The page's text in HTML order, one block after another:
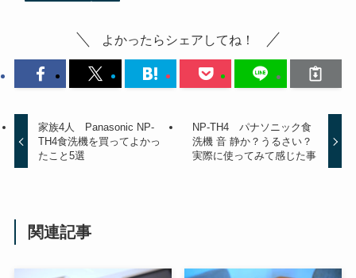
よかったらシェアしてね！
家族4人 Panasonic NP-
TH4食洗機を買ってよかっ
たこと5選
NP-TH4 パナソニック食
洗機 音 静か？うるさい？
実際に使ってみて感じた事
関連記事